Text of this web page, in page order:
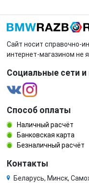
Сайт носит справочно-
интернет-магазином не
Социальные сети
Способ оплаты
Наличный расчёт
Банковская карта
Безналичный расчёт
Контакты
Беларусь, Минск,